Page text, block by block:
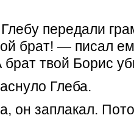
передали
брат! — писал
твой Борис
Глеба.
он заплакал.